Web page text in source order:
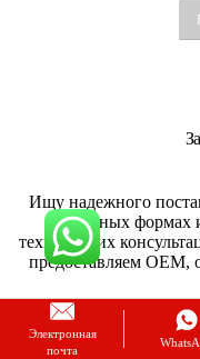
Ищу надежного
различных формах
технических
предоставляем
Полное имя
Электронная
почта